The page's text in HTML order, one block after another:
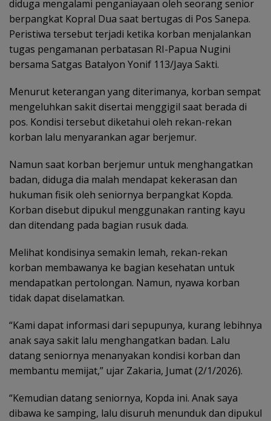
diduga mengalami penganiayaan oleh seorang senior
berpangkat Kopral Dua saat bertugas di Pos Sanepa.
Peristiwa tersebut terjadi ketika korban menjalankan
tugas pengamanan perbatasan RI-Papua Nugini
bersama Satgas Batalyon Yonif 113/Jaya Sakti.
Menurut keterangan yang diterimanya, korban sempat
mengeluhkan sakit disertai menggigil saat berada di
pos. Kondisi tersebut diketahui oleh rekan-rekan
korban lalu menyarankan agar berjemur.
Namun saat korban berjemur untuk menghangatkan
badan, diduga dia malah mendapat kekerasan dan
hukuman fisik oleh seniornya berpangkat Kopda.
Korban disebut dipukul menggunakan ranting kayu
dan ditendang pada bagian rusuk dada.
Melihat kondisinya semakin lemah, rekan-rekan
korban membawanya ke bagian kesehatan untuk
mendapatkan pertolongan. Namun, nyawa korban
tidak dapat diselamatkan.
“Kami dapat informasi dari sepupunya, kurang lebihnya
anak saya sakit lalu menghangatkan badan. Lalu
datang seniornya menanyakan kondisi korban dan
membantu memijat,” ujar Zakaria, Jumat (2/1/2026).
“Kemudian datang seniornya, Kopda ini. Anak saya
dibawa ke samping, lalu disuruh menunduk dan dipukul